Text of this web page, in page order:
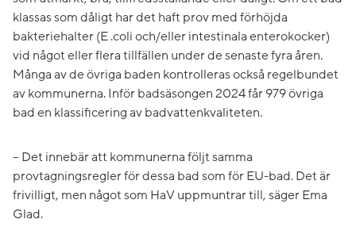
klassas som dåligt har det haft prov med förhöjda
bakteriehalter (E .coli och/eller intestinala enterokocker)
vid något eller flera tillfällen under de senaste fyra åren.
Många av de övriga baden kontrolleras också regelbundet
av kommunerna. Inför badsäsongen 2024 får 979 övriga
bad en klassificering av badvattenkvaliteten.
– Det innebär att kommunerna följt samma
provtagningsregler för dessa bad som för EU-bad. Det är
frivilligt, men något som HaV uppmuntrar till, säger Ema
Glad.